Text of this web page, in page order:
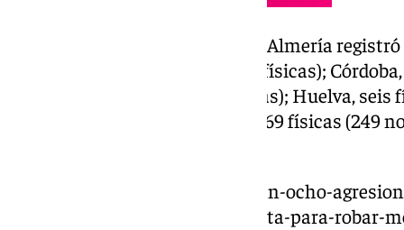
A nivel andaluz, por provincias, Almería
físicas; Cádiz 61 físicas (282 no físicas);
Granada 45 físicas (149 no físicas); Huelva,
físicas (120 no físicas); Málaga, 69 físicas (249
https://www.101tv.es/denuncian-ocho-
hay-gente-que-entra-en-consulta-para-robar-